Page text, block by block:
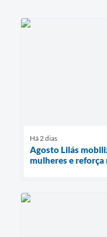
Há 2 dias
Agosto Lilás
mulheres e